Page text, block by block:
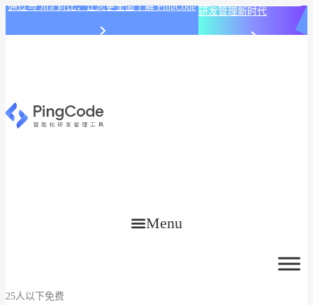
通过与 Jira 对比，让您更全面了解 PingCode 研发管理新时代
Menu
25人以下免费